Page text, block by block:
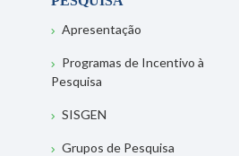
Apresentação
Programas de Incentivo à
Pesquisa
SISGEN
Grupos de Pesquisa